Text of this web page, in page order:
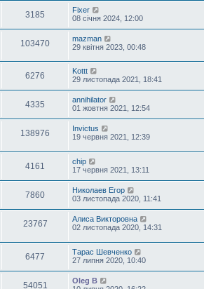
3185
Fixer
08 січня 2024, 12:00
103470
mazman
29 квітня 2023, 00:48
6276
Kottt
29 листопада 2021, 18:41
4335
annihilator
01 жовтня 2021, 12:54
138976
Invictus
19 червня 2021, 12:39
4161
chip
17 червня 2021, 13:11
7860
Николаев Егор
03 листопада 2020, 11:41
23767
Алиса Викторовна
02 листопада 2020, 14:31
6477
Тарас Шевченко
27 липня 2020, 10:40
54051
Oleg B